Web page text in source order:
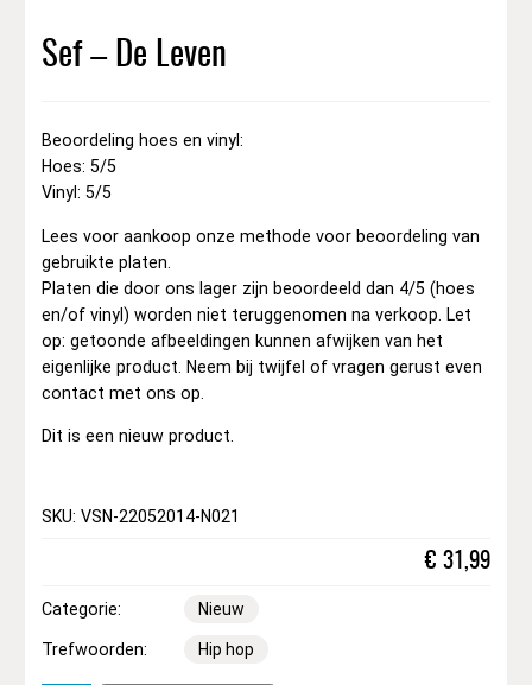
Sef – De Leven
Beoordeling hoes en vinyl:
Hoes: 5/5
Vinyl: 5/5
Lees voor aankoop onze methode voor beoordeling van
gebruikte platen.
Platen die door ons lager zijn beoordeeld dan 4/5 (hoes
en/of vinyl) worden niet teruggenomen na verkoop. Let
op: getoonde afbeeldingen kunnen afwijken van het
eigenlijke product. Neem bij twijfel of vragen gerust even
contact met ons op.
Dit is een nieuw product.
SKU: VSN-22052014-N021
€ 31,99
Categorie: Nieuw
Trefwoorden: Hip hop